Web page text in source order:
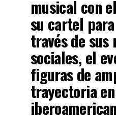
musical con
su cartel
través de sus
sociales, el
figuras de
trayectoria